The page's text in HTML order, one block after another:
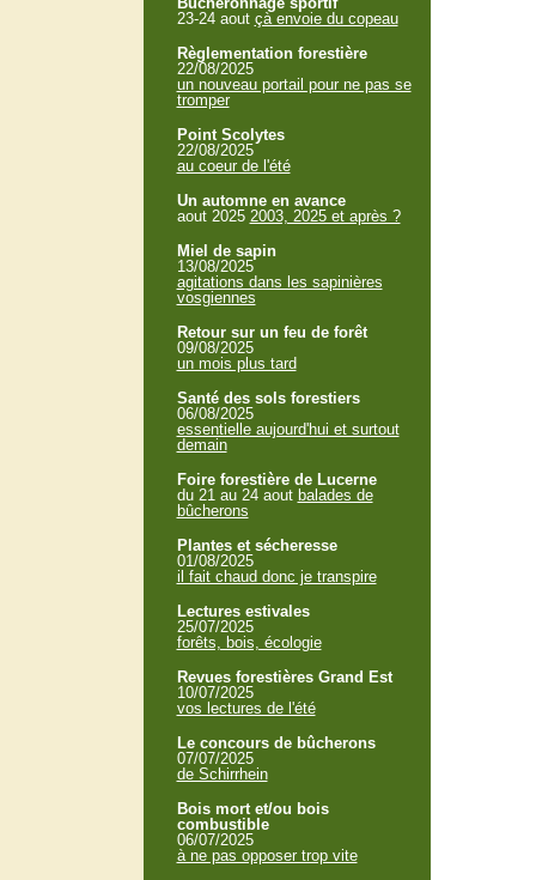
23-24 aout çà envoie du copeau
Règlementation forestière
22/08/2025
un nouveau portail pour ne pas se
tromper
Point Scolytes
22/08/2025
au coeur de l'été
Un automne en avance
aout 2025 2003, 2025 et après ?
Miel de sapin
13/08/2025
agitations dans les sapinières
vosgiennes
Retour sur un feu de forêt
09/08/2025
un mois plus tard
Santé des sols forestiers
06/08/2025
essentielle aujourd'hui et surtout
demain
Foire forestière de Lucerne
du 21 au 24 aout balades de
bûcherons
Plantes et sécheresse
01/08/2025
il fait chaud donc je transpire
Lectures estivales
25/07/2025
forêts, bois, écologie
Revues forestières Grand Est
10/07/2025
vos lectures de l'été
Le concours de bûcherons
07/07/2025
de Schirrhein
Bois mort et/ou bois
combustible
06/07/2025
à ne pas opposer trop vite